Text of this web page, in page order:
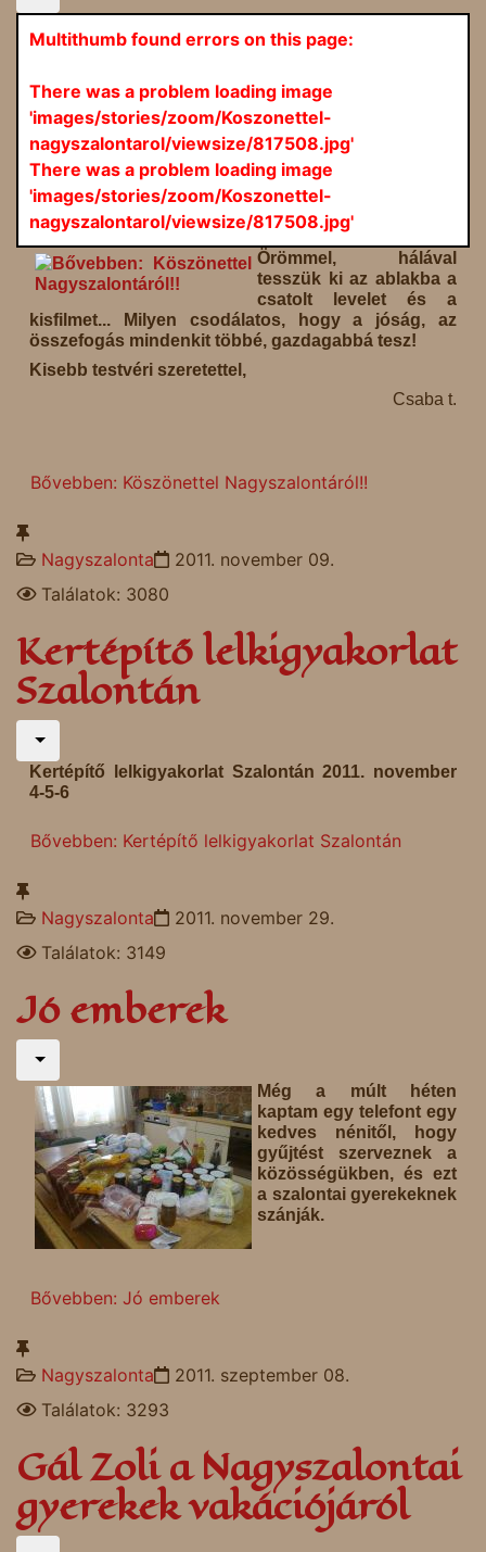
Multithumb found errors on this page:
There was a problem loading image
'images/stories/zoom/Koszonettel-
nagyszalontarol/viewsize/817508.jpg'
There was a problem loading image
'images/stories/zoom/Koszonettel-
nagyszalontarol/viewsize/817508.jpg'
Örömmel, hálával
tesszük ki az ablakba a
csatolt levelet és a
kisfilmet... Milyen csodálatos, hogy a jóság, az
összefogás mindenkit többé, gazdagabbá tesz!
Kisebb testvéri szeretettel,
Csaba t.
Bővebben: Köszönettel Nagyszalontáról!!
Nagyszalonta
2011. november 09.
Találatok: 3080
Kertépítő lelkigyakorlat
Szalontán
Kertépítő lelkigyakorlat Szalontán 2011. november
4-5-6
Bővebben: Kertépítő lelkigyakorlat Szalontán
Nagyszalonta
2011. november 29.
Találatok: 3149
Jó emberek
Még a múlt héten
kaptam egy telefont egy
kedves nénitől, hogy
gyűjtést szerveznek a
közösségükben, és ezt
a szalontai gyerekeknek
szánják.
Bővebben: Jó emberek
Nagyszalonta
2011. szeptember 08.
Találatok: 3293
Gál Zoli a Nagyszalontai
gyerekek vakációjáról